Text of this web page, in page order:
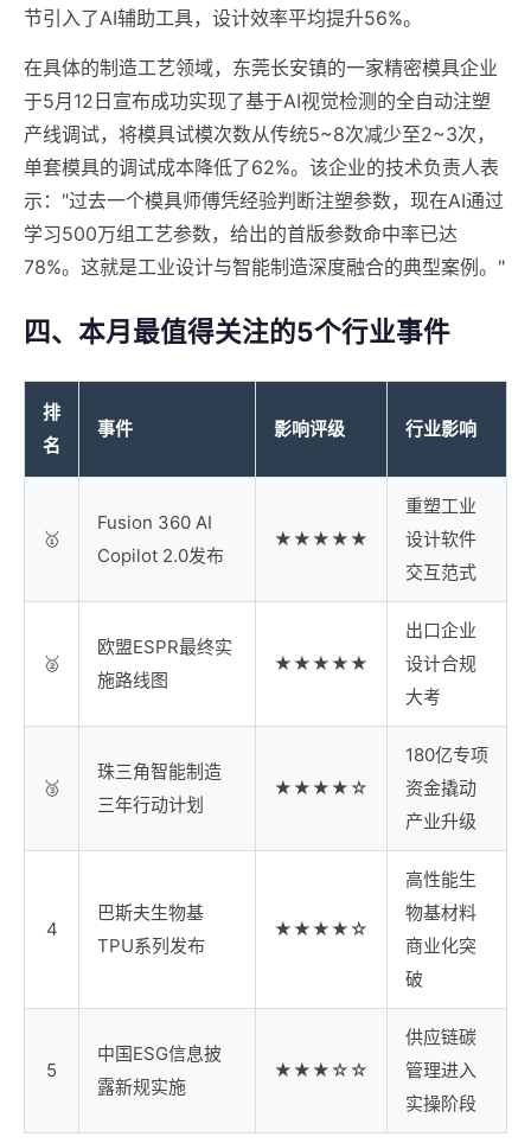
节引入了AI辅助工具，设计效率平均提升56%。
在具体的制造工艺领域，东莞长安镇的一家精密模具企业
于5月12日宣布成功实现了基于AI视觉检测的全自动注塑
产线调试，将模具试模次数从传统5~8次减少至2~3次，
单套模具的调试成本降低了62%。该企业的技术负责人表
示："过去一个模具师傅凭经验判断注塑参数，现在AI通过
学习500万组工艺参数，给出的首版参数命中率已达
78%。这就是工业设计与智能制造深度融合的典型案例。"
四、本月最值得关注的5个行业事件
排
名
事件 影响评级 行业影响
🥇
Fusion 360 AI
Copilot 2.0发布
★★★★★
重塑工业
设计软件
交互范式
🥈
欧盟ESPR最终实
施路线图
★★★★★
出口企业
设计合规
大考
🥉
珠三角智能制造
三年行动计划
★★★★☆
180亿专项
资金撬动
产业升级
4
巴斯夫生物基
TPU系列发布
★★★★☆
高性能生
物基材料
商业化突
破
5
中国ESG信息披
露新规实施
★★★☆☆
供应链碳
管理进入
实操阶段